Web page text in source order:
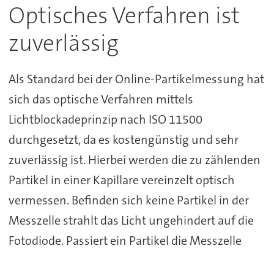
Optisches Verfahren ist
zuverlässig
Als Standard bei der Online-Partikelmessung hat
sich das optische Verfahren mittels
Lichtblockadeprinzip nach ISO 11500
durchgesetzt, da es kostengünstig und sehr
zuverlässig ist. Hierbei werden die zu zählenden
Partikel in einer Kapillare vereinzelt optisch
vermessen. Befinden sich keine Partikel in der
Messzelle strahlt das Licht ungehindert auf die
Fotodiode. Passiert ein Partikel die Messzelle